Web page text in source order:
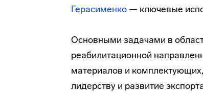
Герасименко — ключевые
Основными задачами в
реабилитационной
материалов и
лидерству и развитие